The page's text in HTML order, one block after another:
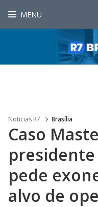
MENU
Noticias R7 Brasília
Caso
pede
alvo de